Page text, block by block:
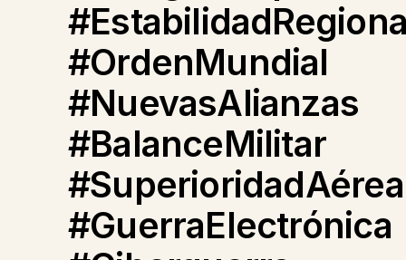
#OrdenMundial
#NuevasAlianzas
#BalanceMilitar
#SuperioridadAérea
#GuerraElectrónica